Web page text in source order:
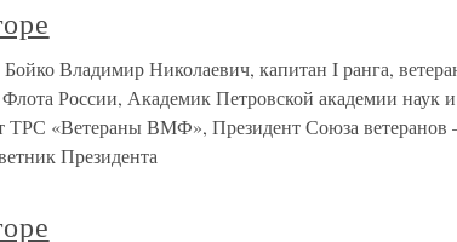
Владимир Николаевич, капитан I ранга,
России, Академик Петровской академии наук
ТРС «Ветераны ВМФ», Президент Союза ветеранов
Президента